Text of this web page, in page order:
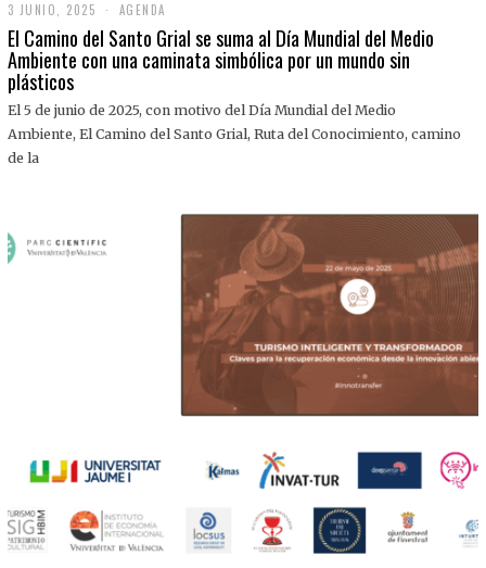
3 JUNIO, 2025
J
U
N
,
0
AGENDA
El Camino del Santo Grial se suma al Día Mundial del Medio
Ambiente con una caminata simbólica por un mundo sin
plásticos
El 5 de junio de 2025, con motivo del Día Mundial del Medio
Ambiente, El Camino del Santo Grial, Ruta del Conocimiento, camino
de la